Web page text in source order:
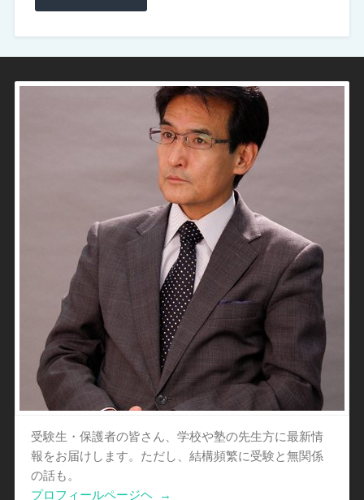
受験生・保護者の皆さん、学校や塾の先生方に最新情
報をお届けします。ただし、結構頻繁に受験と無関係
の話も。
プロフィールページヘ
→